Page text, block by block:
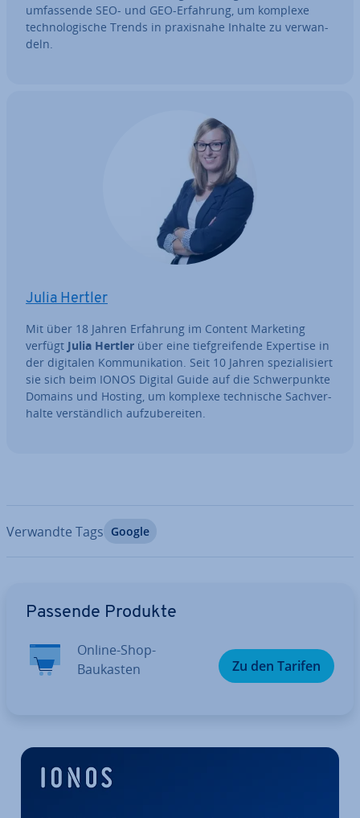
um­fas­sen­de SEO- und GEO-Erfahrung, um komplexe
tech­no­lo­gi­sche Trends in pra­xis­na­he Inhalte zu ver­wan­
deln.
Julia Hertler
Mit über 18 Jahren Erfahrung im Content Marketing
verfügt Julia Hertler über eine tief­grei­fen­de Expertise in
der digitalen Kom­mu­ni­ka­ti­on. Seit 10 Jahren spe­zia­li­siert
sie sich beim IONOS Digital Guide auf die Schwer­punk­te
Domains und Hosting, um komplexe tech­ni­sche Sach­ver­
hal­te ver­ständ­lich auf­zu­be­rei­ten.
Verwandte Tags Google
Passende Produkte
Online-Shop-
Baukasten
Zu den Tarifen